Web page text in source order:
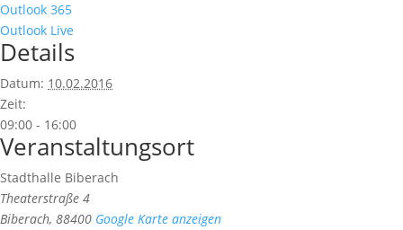
Outlook 365
Outlook Live
Details
Datum: 10.02.2016
Zeit:
09:00 - 16:00
Veranstaltungsort
Stadthalle Biberach
Theaterstraße 4
Biberach, 88400 Google Karte anzeigen